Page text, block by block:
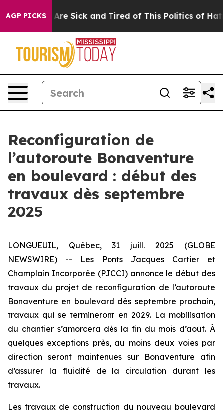
AGP PICKSAre Sick and Tired of This Politics of Hatred”
Reconfiguration de
l’autoroute Bonaventure
en boulevard : début des
travaux dès septembre
2025
LONGUEUIL, Québec, 31 juill. 2025 (GLOBE
NEWSWIRE) -- Les Ponts Jacques Cartier et
Champlain Incorporée (PJCCI) annonce le début des
travaux du projet de reconfiguration de l’autoroute
Bonaventure en boulevard dès septembre prochain,
travaux qui se termineront en 2029. La mobilisation
du chantier s’amorcera dès la fin du mois d’août. À
quelques exceptions près, au moins deux voies par
direction seront maintenues sur Bonaventure afin
d’assurer la fluidité de la circulation durant les
travaux.
Les travaux de construction du nouveau boulevard